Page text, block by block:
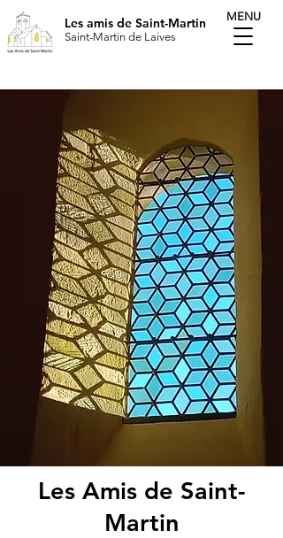
Les amis de Saint-Martin
Saint-Martin de Laives
MENU
Les Amis de Saint-
Martin